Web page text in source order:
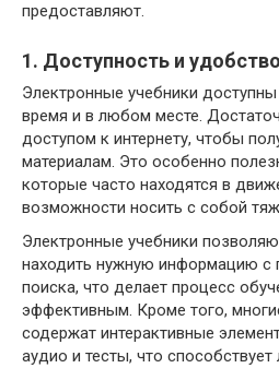
предоставляют.
1. Доступность и удобство
Электронные учебники
время и в любом месте.
доступом к интернету, чтобы
материалам. Это особенно
которые часто находятся в
возможности носить с собой
Электронные учебники
находить нужную информацию
поиска, что делает процесс
эффективным. Кроме того,
содержат интерактивные
аудио и тесты, что